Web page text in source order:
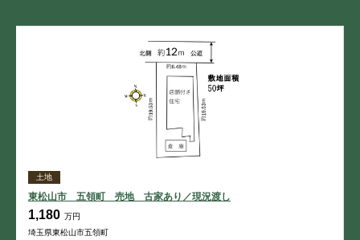
26/07/27 値下げ 所沢市 大字上安松 新築一戸建て １号棟
所沢市 上新井１丁目 新築一戸建て 5号棟
所沢市 中新井３丁目 新築一戸建て A号棟
土地
東松山市 五領町 売地 古家あり／現況渡し
1,180 万円
埼玉県東松山市五領町